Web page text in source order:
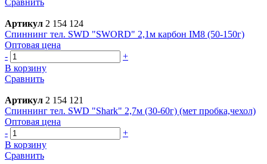
Сравнить
Артикул 2 154 124
Спиннинг тел. SWD "SWORD" 2,1м карбон IM8 (50-150г)
Оптовая цена
-
+
В корзину
Сравнить
Артикул 2 154 121
Спиннинг тел. SWD "Shark" 2,7м (30-60г) (мет пробка,чехол)
Оптовая цена
-
+
В корзину
Сравнить